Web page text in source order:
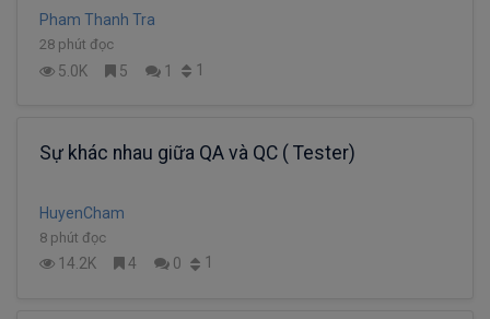
Pham Thanh Tra
28 phút đọc
5.0K 5 1 1
Sự khác nhau giữa QA và QC ( Tester)
HuyenCham
8 phút đọc
14.2K 4 0 1